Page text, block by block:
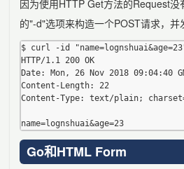
因为使用HTTP Get方法的Request
的"-d"选项来构造一个POST请求，并
$ curl -id
HTTP/1.1 200 OK
Date: Mon, 26 Nov 2018 09:04:40
Content-Length: 22
Content-Type: text/plain;
Go和HTML Form